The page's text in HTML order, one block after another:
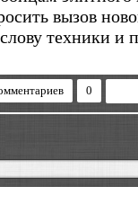
вызов
техники и
0